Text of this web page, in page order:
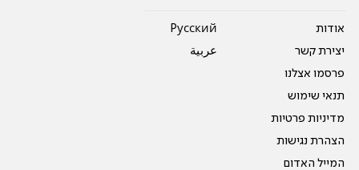
אודות
יצירת קשר
פרסמו אצלנו
תנאי שימוש
מדיניות פרטיות
הצהרת נגישות
המייל האדום
Pусский
عربية